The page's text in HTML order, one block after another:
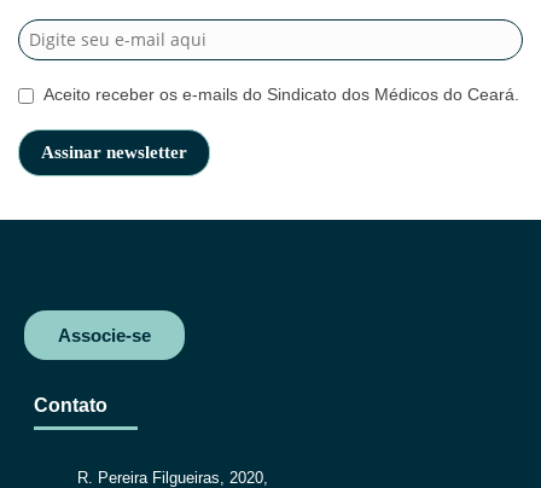
Aceito receber os e-mails do Sindicato dos Médicos do Ceará.
Associe-se
Contato
R. Pereira Filgueiras, 2020,